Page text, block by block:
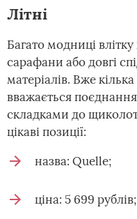
Літні
Багато модниці
сарафани або довгі
матеріалів. Вже
вважається
складками до
цікаві позиції:
назва: Quelle;
ціна: 5 699 рублів;